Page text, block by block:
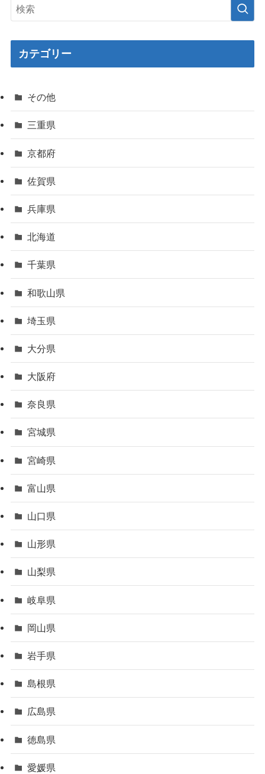
カテゴリー
その他
三重県
京都府
佐賀県
兵庫県
北海道
千葉県
和歌山県
埼玉県
大分県
大阪府
奈良県
宮城県
宮崎県
富山県
山口県
山形県
山梨県
岐阜県
岡山県
岩手県
島根県
広島県
徳島県
愛媛県